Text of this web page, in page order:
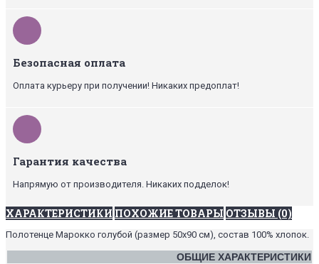
Безопасная оплата
Оплата курьеру при получении! Никаких предоплат!
Гарантия качества
Напрямую от производителя. Никаких подделок!
ХАРАКТЕРИСТИКИ ПОХОЖИЕ ТОВАРЫ ОТЗЫВЫ (0)
Полотенце Марокко голубой (размер 50х90 см), состав 100% хлопок.
ОБЩИЕ ХАРАКТЕРИСТИКИ